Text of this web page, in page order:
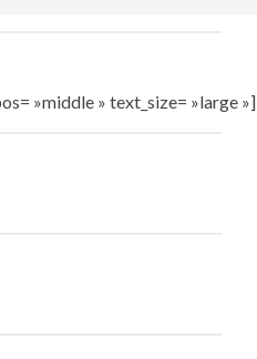
»middle » text_size= »large »]